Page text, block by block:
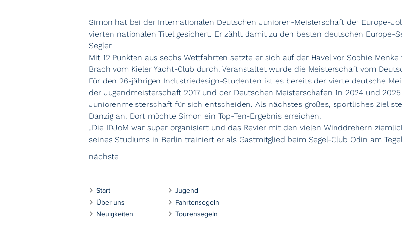
Simon hat bei der Internationalen Deutschen Junioren-Meisterschaft der Europe-
vierten nationalen Titel gesichert. Er zählt damit zu den besten deutschen Europe-
Segler.
Mit 12 Punkten aus sechs Wettfahrten setzte er sich auf der Havel vor Sophie Menke
Brach vom Kieler Yacht-Club durch. Veranstaltet wurde die Meisterschaft vom
Für den 26-jährigen Industriedesign-Studenten ist es bereits der vierte deutsche
der Jugendmeisterschaft 2017 und der Deutschen Meisterschafen 1n 2024 und
Juniorenmeisterschaft für sich entscheiden. Als nächstes großes, sportliches Ziel
Danzig an. Dort möchte Simon ein Top-Ten-Ergebnis erreichen.
„Die IDJoM war super organisiert und das Revier mit den vielen Winddrehern
seines Studiums in Berlin trainiert er als Gastmitglied beim Segel-Club Odin am
nächste
Start
Über uns
Neuigkeiten
Jugend
Fahrtensegeln
Tourensegeln